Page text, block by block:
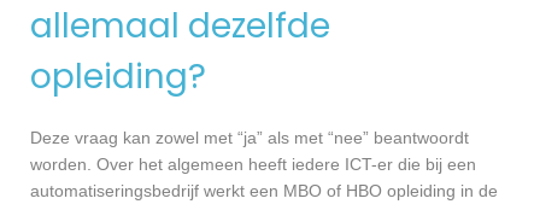
allemaal dezelfde
opleiding?
Deze vraag kan zowel met “ja” als met “nee” beantwoordt
worden. Over het algemeen heeft iedere ICT-er die bij een
automatiseringsbedrijf werkt een MBO of HBO opleiding in de